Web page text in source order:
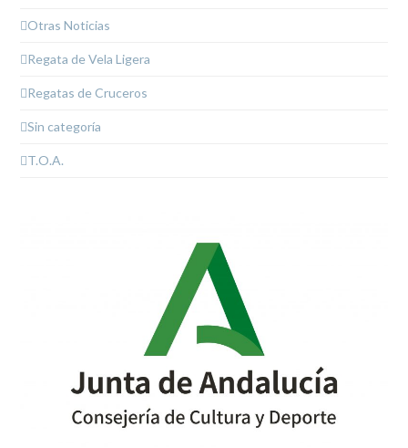
Otras Noticias
Regata de Vela Ligera
Regatas de Cruceros
Sin categoría
T.O.A.